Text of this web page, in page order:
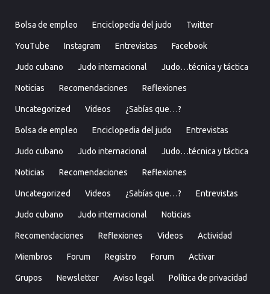
Bolsa de empleo Enciclopedia del judo Twitter
YouTube Instagram Entrevistas Facebook
Judo cubano Judo internacional Judo…técnica y táctica
Noticias Recomendaciones Reflexiones
Uncategorized Videos ¿Sabías que…?
Bolsa de empleo Enciclopedia del judo Entrevistas
Judo cubano Judo internacional Judo…técnica y táctica
Noticias Recomendaciones Reflexiones
Uncategorized Videos ¿Sabías que…? Entrevistas
Judo cubano Judo internacional Noticias
Recomendaciones Reflexiones Videos Actividad
Miembros Forum Registro Forum Activar
Grupos Newsletter Aviso legal Política de privacidad